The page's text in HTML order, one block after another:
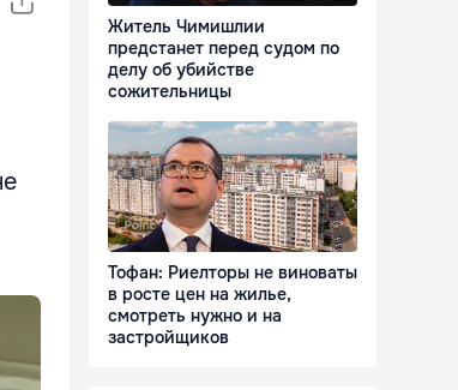
Житель Чимишлии
предстанет перед судом по
делу об убийстве
сожительницы
Тофан: Риелторы не виноваты
в росте цен на жилье,
смотреть нужно и на
застройщиков